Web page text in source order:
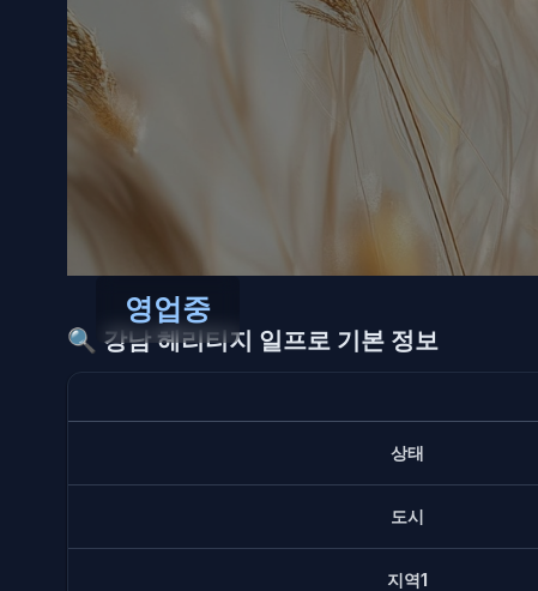
영업중
🔍 강남 헤리티지 일프로 기본 정보
상태
도시
지역1